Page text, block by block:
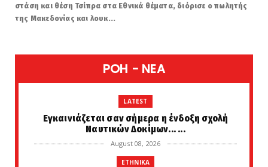
στάση και θέση Τσίπρα στα Εθνικά θέματα, διόρισε ο πωλητής
της Μακεδονίας και λουκ...
POH - NEA
LATEST
Eγκαινιάζεται σαν σήμερα η ένδοξη σχολή
Ναυτικών Δοκίμων... ...
August 08, 2026
ETHNIKA